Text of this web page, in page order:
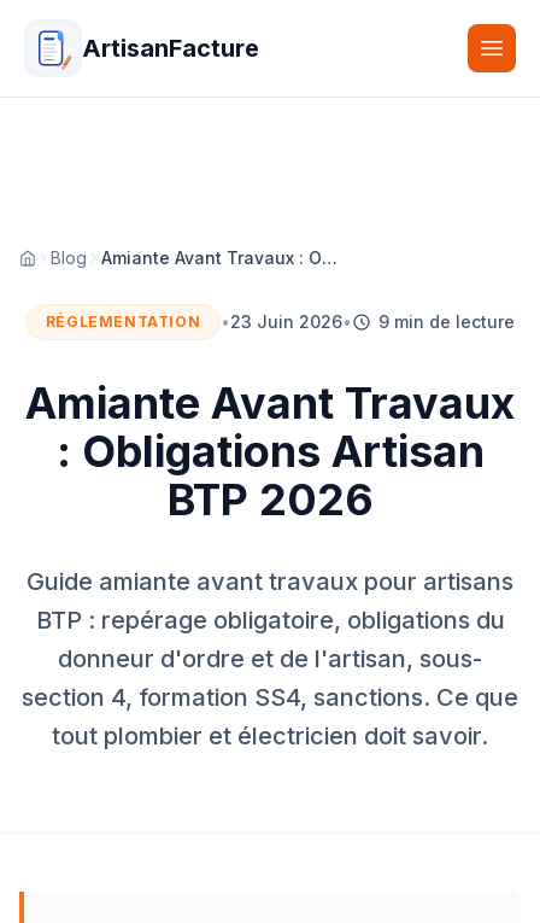
ArtisanFacture
Accueil
Blog Amiante Avant Travaux : Obligations Artisan BTP 2026
RÉGLEMENTATION •23 Juin 2026• 9 min de lecture
Amiante Avant Travaux
: Obligations Artisan
BTP 2026
Guide amiante avant travaux pour artisans
BTP : repérage obligatoire, obligations du
donneur d'ordre et de l'artisan, sous-
section 4, formation SS4, sanctions. Ce que
tout plombier et électricien doit savoir.